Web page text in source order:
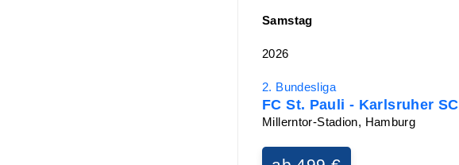
Samstag
2026
2. Bundesliga
FC St. Pauli - Karlsruher SC
Millerntor-Stadion, Hamburg